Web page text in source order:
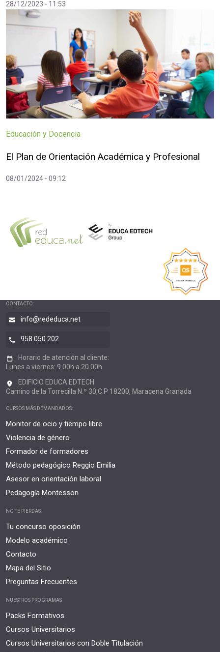
28/12/2023 - 11:53
Educación y Docencia
El Plan de Orientación Académica y Profesional
08/01/2024 - 09:12
CONTACTO:
info@rededuca.net
958 050 202
Horario de atención al cliente:
Lunes a viernes: 9.00h a 20.00h
EDIFICIO EDUCA EDTECH
Camino de la Torrecilla N.º 30,C.P 18200, Maracena Granada
CURSOS MÁS DEMANDADOS:
Monitor de ocio y tiempo libre
Violencia de género
Formador de formadores
Método pedagógico Reggio Emilia
Asesor en orientación laboral
Pedagogía Montessori
NO TE PIERDAS:
Tu concurso oposición
Modelo académico
Contacto
Mapa del Sitio
Preguntas Frecuentes
NUESTROS PROGRAMAS
Packs Formativos
Cursos Universitarios
Cursos Universitarios con Doble Titulación